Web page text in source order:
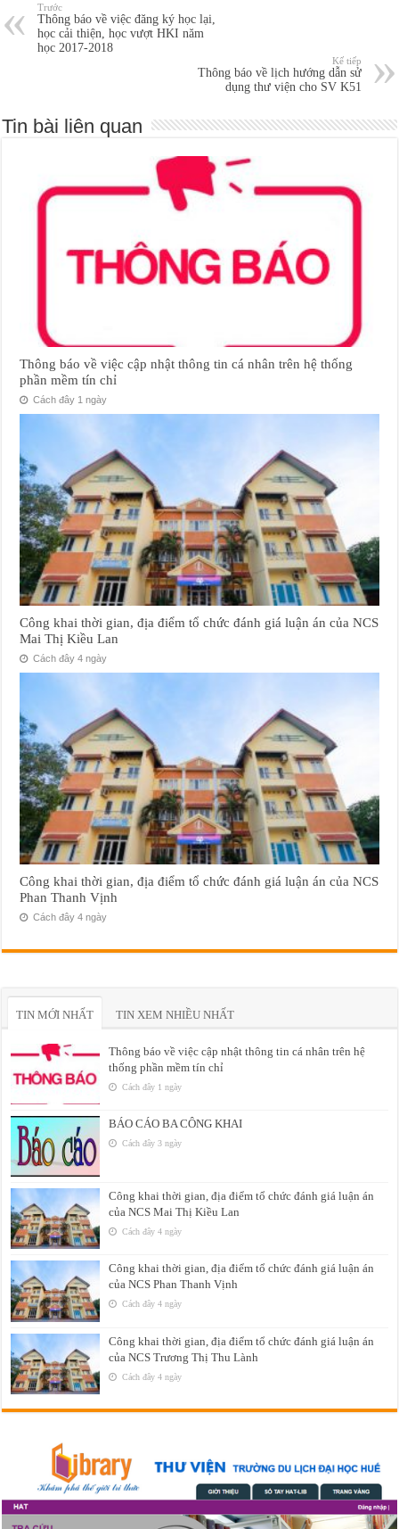
Trước
Thông báo về việc đăng ký học lại,
học cải thiện, học vượt HKI năm
học 2017-2018
Kế tiếp
Thông báo về lịch hướng dẫn sử
dụng thư viện cho SV K51
Tin bài liên quan
Thông báo về việc cập nhật thông tin cá nhân trên hệ thống
phần mềm tín chỉ
Cách đây 1 ngày
Công khai thời gian, địa điểm tổ chức đánh giá luận án của NCS
Mai Thị Kiều Lan
Cách đây 4 ngày
Công khai thời gian, địa điểm tổ chức đánh giá luận án của NCS
Phan Thanh Vịnh
Cách đây 4 ngày
TIN MỚI NHẤT TIN XEM NHIỀU NHẤT
Thông báo về việc cập nhật thông tin cá nhân trên hệ
thống phần mềm tín chỉ
Cách đây 1 ngày
BÁO CÁO BA CÔNG KHAI
Cách đây 3 ngày
Công khai thời gian, địa điểm tổ chức đánh giá luận án
của NCS Mai Thị Kiều Lan
Cách đây 4 ngày
Công khai thời gian, địa điểm tổ chức đánh giá luận án
của NCS Phan Thanh Vịnh
Cách đây 4 ngày
Công khai thời gian, địa điểm tổ chức đánh giá luận án
của NCS Trương Thị Thu Lành
Cách đây 4 ngày